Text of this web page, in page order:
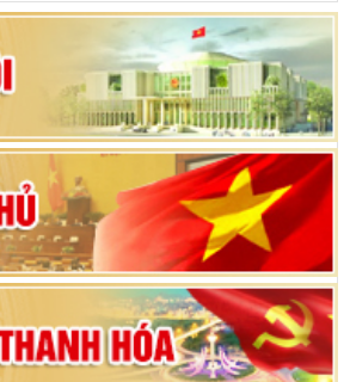
kỳ họp thứ Nhất, Quốc hội khóa XVI
dẫn quy trình bỏ phiếu bầu cử ĐBQH
XVI và đại biểu HĐND các cấp nhiệm kỳ
2031
Quốc hội Việt Nam: vì lợi ích Nhân dân,
phát triển của đất nước
trị duyệt nội dung Đại hội đại biểu
bộ tỉnh Thanh Hóa lần thứ XX, nhiệm kỳ
2030
đại biểu Đảng bộ xã Yên Thọ lần thứ I,